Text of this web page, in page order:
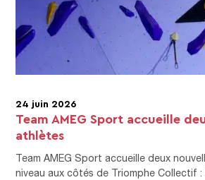
24 juin 2026
Team AMEG Sport accueille
athlètes
Team AMEG Sport accueille deux
niveau aux côtés de Triomphe Collectif :